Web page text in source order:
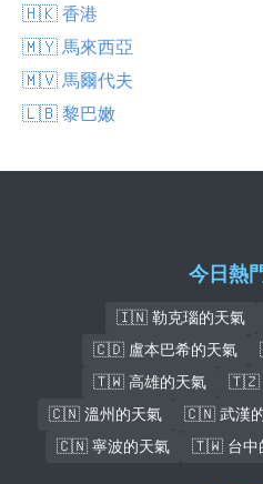
🇭🇰 香港
🇲🇾 馬來西亞
🇲🇻 馬爾代夫
🇱🇧 黎巴嫩
今日熱
🇮🇳 勒克瑙的天氣
🇨🇩 盧本巴希的天氣
🇹🇼 高雄的天氣
🇹🇿
🇨🇳 溫州的天氣
🇨🇳 武漢
🇨🇳 寧波的天氣
🇹🇼 台中